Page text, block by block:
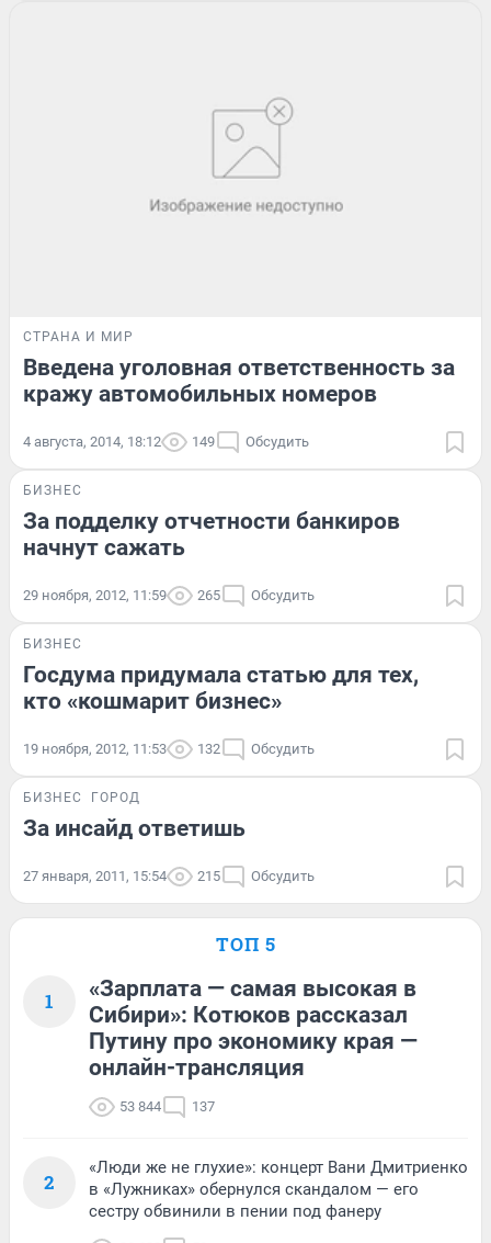
СТРАНА И МИР
Введена уголовная ответственность за
кражу автомобильных номеров
4 августа, 2014, 18:12 149 Обсудить
БИЗНЕС
За подделку отчетности банкиров
начнут сажать
29 ноября, 2012, 11:59 265 Обсудить
БИЗНЕС
Госдума придумала статью для тех,
кто «кошмарит бизнес»
19 ноября, 2012, 11:53 132 Обсудить
БИЗНЕС ГОРОД
За инсайд ответишь
27 января, 2011, 15:54 215 Обсудить
ТОП 5
1
«Зарплата — самая высокая в
Сибири»: Котюков рассказал
Путину про экономику края —
онлайн-трансляция
53 844 137
2
«Люди же не глухие»: концерт Вани Дмитриенко
в «Лужниках» обернулся скандалом — его
сестру обвинили в пении под фанеру